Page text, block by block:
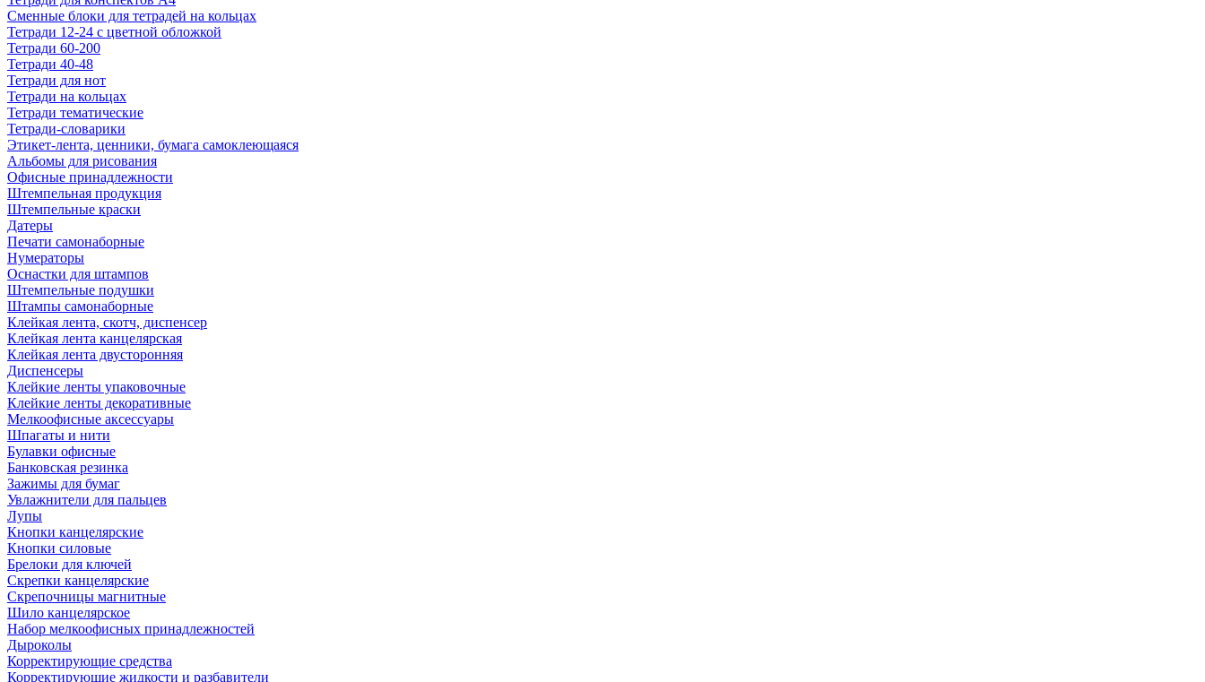
Сменные блоки для тетрадей на кольцах
Тетради 12-24 с цветной обложкой
Тетради 60-200
Тетради 40-48
Тетради для нот
Тетради на кольцах
Тетради тематические
Тетради-словарики
Этикет-лента, ценники, бумага самоклеющаяся
Альбомы для рисования
Офисные принадлежности
Штемпельная продукция
Штемпельные краски
Датеры
Печати самонаборные
Нумераторы
Оснастки для штампов
Штемпельные подушки
Штампы самонаборные
Клейкая лента, скотч, диспенсер
Клейкая лента канцелярская
Клейкая лента двусторонняя
Диспенсеры
Клейкие ленты упаковочные
Клейкие ленты декоративные
Мелкоофисные аксессуары
Шпагаты и нити
Булавки офисные
Банковская резинка
Зажимы для бумаг
Увлажнители для пальцев
Лупы
Кнопки канцелярские
Кнопки силовые
Брелоки для ключей
Скрепки канцелярские
Скрепочницы магнитные
Шило канцелярское
Набор мелкоофисных принадлежностей
Дыроколы
Корректирующие средства
Корректирующие жидкости и разбавители